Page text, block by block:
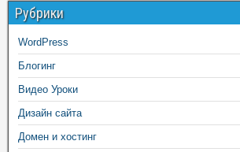
Рубрики
WordPress
Блогинг
Видео Уроки
Дизайн сайта
Домен и хостинг